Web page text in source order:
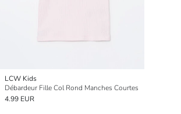
LCW Kids
Débardeur Fille Col Rond Manches Courtes
4.99 EUR